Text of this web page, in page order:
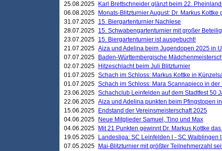
25.08.2025
Karl Brettschneider glänzt beim 22.
06.08.2025
Monats-Blitzturnier August: Dr. Markus Kottke
31.07.2025 15. Biergartenturnier Nachlese
28.07.2025 15. Schwabengartenturnier mit großer
23.07.2025 15. Biergartenturnier ist ausgebucht!
21.07.2025 Aiza und Adelina beim Jugendopen 2025 in
07.07.2025
Baden-Württembergische
02.07.2025
Hitzeschlacht beim Juli Blitzturnier
01.07.2025 Schach im Schloss: Markus Kottke in
01.07.2025 Schach im Schloss: Mara Scannapieco in der
23.06.2025 Schachclub Leinfelden auf dem Stadtfest 50
22.06.2025 Aiza und Adelina punkten beim Pfingstopen
15.06.2025
Endstand der Vereinsmeisterschaft 2025
04.06.2025
Neue Mitglieder Samuel, Tino und Max
04.06.2025
Mit 21 Punkten gewinnt Dr. Markus Kottke
19.05.2025
Landesliga: SC Leinfelden I - SC Waiblingen
07.05.2025
Mai-Blitzturnier mit größter Teilnehmerzahl